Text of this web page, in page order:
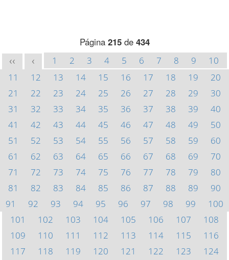
Página 215de 434
<< < 1 2 3 4 5 6 7 8 9
10
11
12 13 14 15 16 17 18 19
20
21
22 23 24 25 26 27 28 29
30
31
32 33 34 35 36 37 38 39
40
41
42 43 44 45 46 47 48 49
50
51
52 53 54 55 56 57 58 59
60
61
62 63 64 65 66 67 68 69
70
71
72 73 74 75 76 77 78 79
80
81
82 83 84 85 86 87 88 89
90
91
92 93 94 95 96 97 98 99
100
101
102 103 104 105 106 107
108
109
110 111 112 113 114 115
116
117
118 119 120 121 122 123
124